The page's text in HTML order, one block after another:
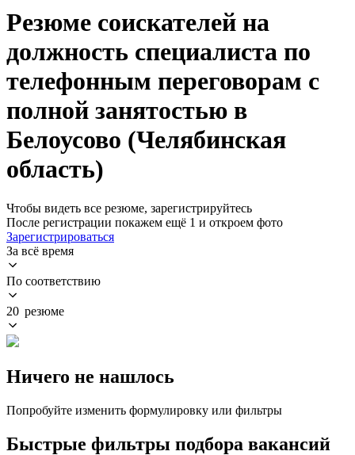
Резюме соискателей на
должность специалиста по
телефонным переговорам с
полной занятостью в
Белоусово (Челябинская
область)
Чтобы видеть все резюме, зарегистрируйтесь
После регистрации покажем ещё 1 и откроем фото
Зарегистрироваться
За всё время
По соответствию
20 резюме
Ничего не нашлось
Попробуйте изменить формулировку или фильтры
Быстрые фильтры подбора вакансий